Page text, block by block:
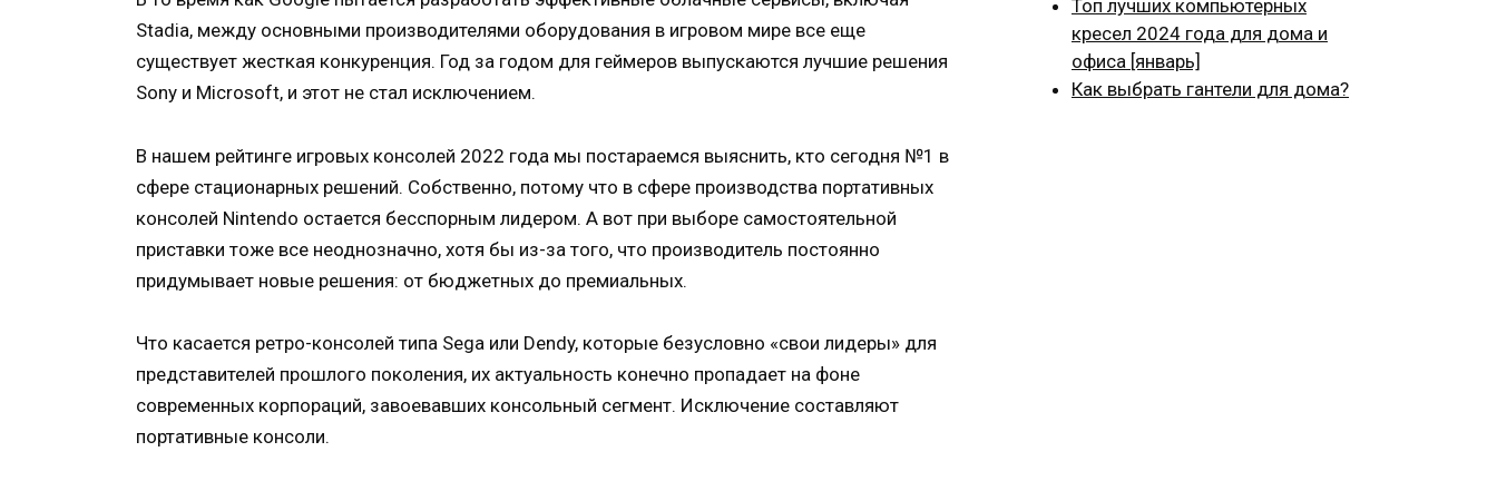
Stadia, между основными производителями оборудования в игровом мире все еще
существует жесткая конкуренция. Год за годом для геймеров выпускаются лучшие решения
Sony и Microsoft, и этот не стал исключением.
В нашем рейтинге игровых консолей 2022 года мы постараемся выяснить, кто сегодня №1 в
сфере стационарных решений. Собственно, потому что в сфере производства портативных
консолей Nintendo остается бесспорным лидером. А вот при выборе самостоятельной
приставки тоже все неоднозначно, хотя бы из-за того, что производитель постоянно
придумывает новые решения: от бюджетных до премиальных.
Что касается ретро-консолей типа Sega или Dendy, которые безусловно «свои лидеры» для
представителей прошлого поколения, их актуальность конечно пропадает на фоне
современных корпораций, завоевавших консольный сегмент. Исключение составляют
портативные консоли.
Топ лучших компьютерных
кресел 2024 года для дома и
офиса [январь]
Как выбрать гантели для дома?